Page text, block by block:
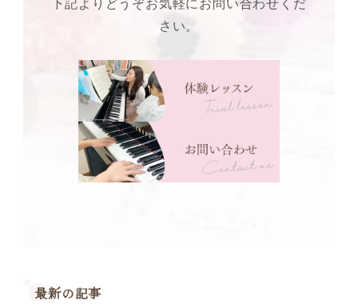
さい。
最新の記事